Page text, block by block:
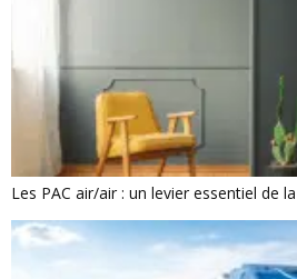
Les PAC air/air : un levier essentiel de